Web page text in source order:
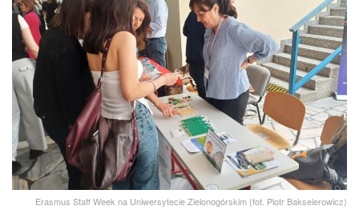
Erasmus Staff Week na Uniwersytecie Zielonogórskim (fot. Piotr Bakselerowicz)